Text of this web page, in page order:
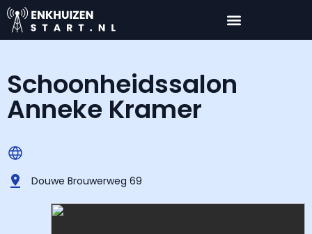
Schoonheidssalon
Anneke Kramer
Douwe Brouwerweg 69